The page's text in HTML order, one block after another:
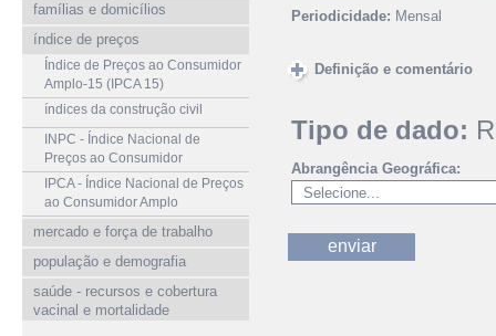
famílias e domicílios
índice de preços
Índice de Preços ao Consumidor
Amplo-15 (IPCA 15)
índices da construção civil
INPC - Índice Nacional de
Preços ao Consumidor
IPCA - Índice Nacional de Preços
ao Consumidor Amplo
mercado e força de trabalho
população e demografia
saúde - recursos e cobertura
vacinal e mortalidade
Periodicidade: Mensal
Definição e comentário
Tipo de dado:
Abrangência Geográfica: